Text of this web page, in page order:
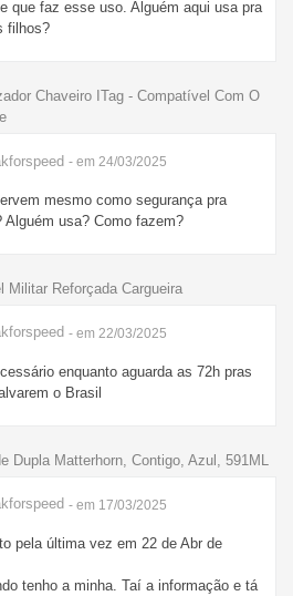
que faz esse uso. Alguém aqui usa pra
filhos?
Chaveiro ITag - Compatível Com O
- em 24/03/2025
mesmo como segurança pra
usa? Como fazem?
Militar Reforçada Cargueira
- em 22/03/2025
enquanto aguarda as 72h pras
o Brasil
Dupla Matterhorn, Contigo, Azul, 591ML
- em 17/03/2025
pela última vez em 22 de Abr de
tenho a minha. Taí a informação e tá